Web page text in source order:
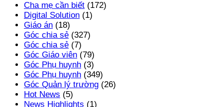
Cha mẹ cần biết (172)
Digital Solution (1)
Giáo án (18)
Góc chia sẻ (327)
Góc chia sẻ (7)
Góc Giáo viên (79)
Góc Phụ huynh (3)
Góc Phụ huynh (349)
Góc Quản lý trường (26)
Hot News (5)
News Highlights (1)